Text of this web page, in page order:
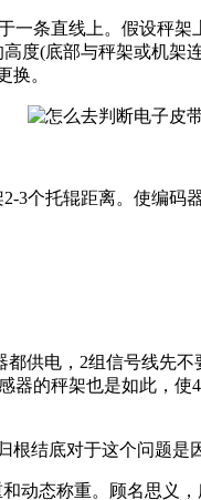
直线上。假设秤架
度(底部与秤架或机
换。
托辊距离。使编码器
电，2组信号线先
的秤架也是如此，
底对于这个问题是
态称重。顾名思义